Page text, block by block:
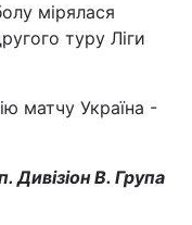
мірялася
туру Ліги
матчу Україна -
Дивізіон В. Група